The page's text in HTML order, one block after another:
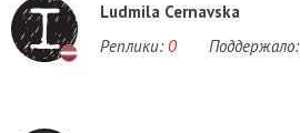
Ludmila Cernavska
Реплики: 0 Поддержало: